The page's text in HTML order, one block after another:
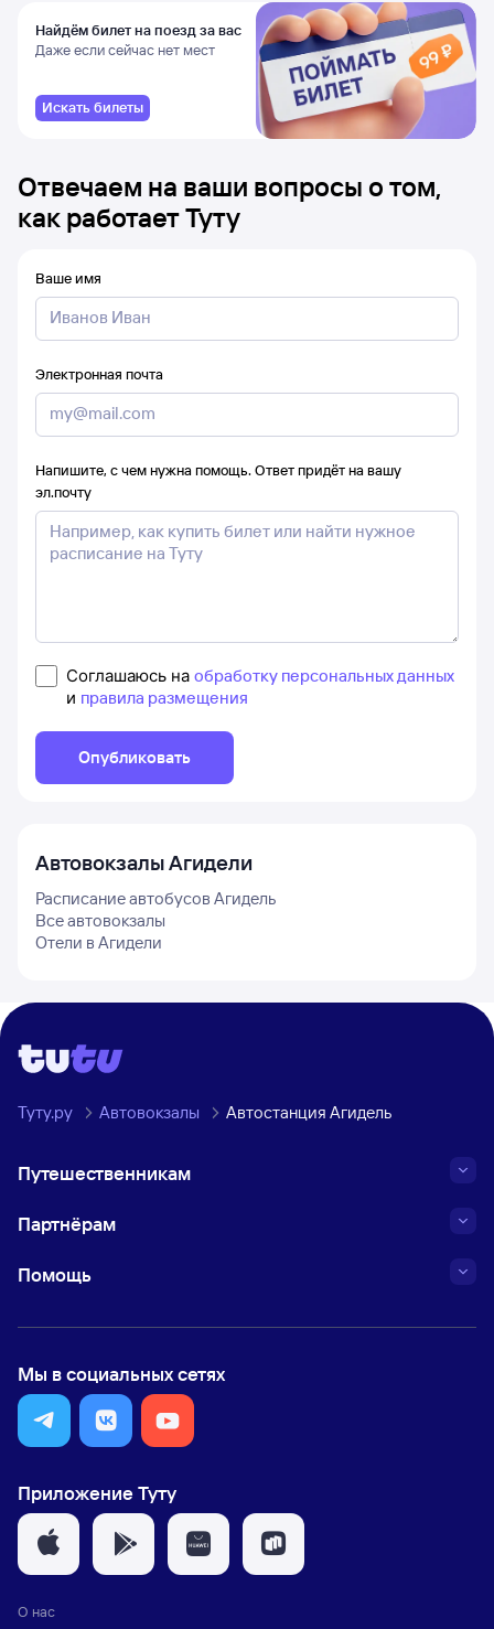
Найдём билет на поезд за вас
Даже если сейчас нет мест
Искать билеты
Отвечаем на ваши вопросы о том,
как работает Туту
Ваше имя
Электронная почта
Напишите, с чем нужна помощь. Ответ придёт на вашу
эл.почту
Соглашаюсь на обработку персональных данных
и правила размещения
Опубликовать
АвтовокзалыАгидели
Расписание автобусов Агидель
Все автовокзалы
Отели в Агидели
Туту.ру Автовокзалы Автостанция Агидель
Путешественникам
Партнёрам
Помощь
Мы в социальных сетях
Приложение Туту
О нас